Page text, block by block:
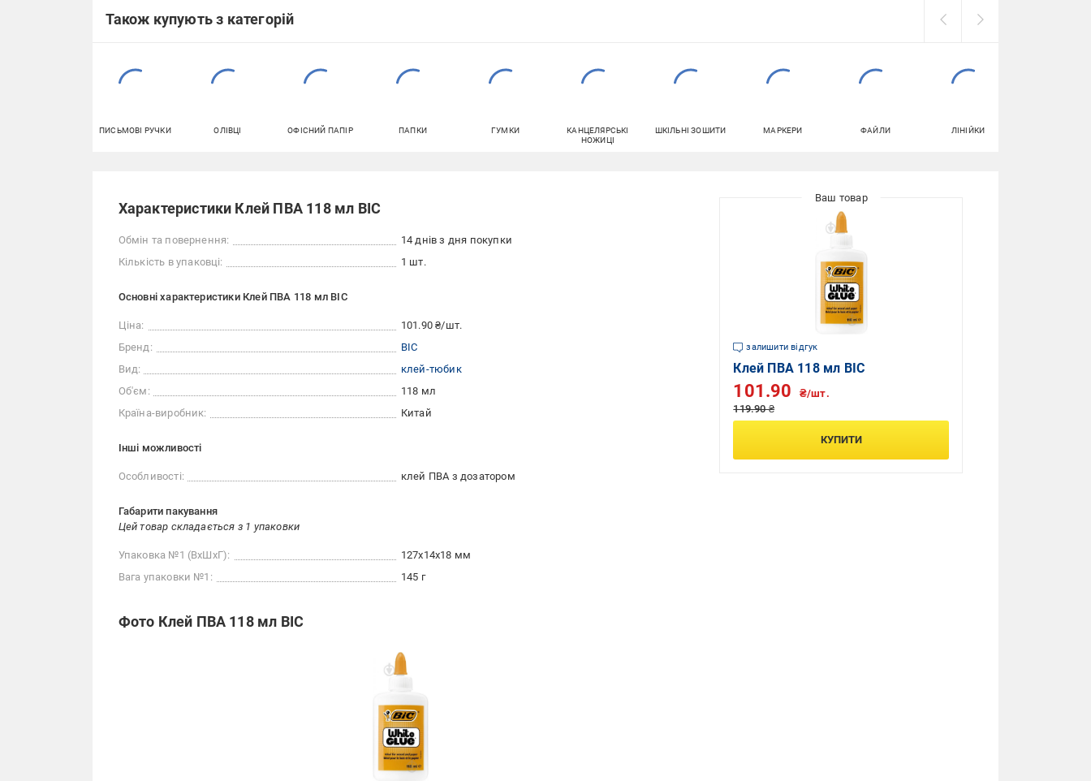
Також купують з категорій
ПИСЬМОВІ РУЧКИ ОЛІВЦІ ОФІСНИЙ ПАПІР ПАПКИ ГУМКИ
КАНЦЕЛЯРСЬКІ
НОЖИЦІ
ШКІЛЬНІ ЗОШИТИ МАРКЕРИ ФАЙЛИ ЛІНІЙКИ
Характеристики Клей ПВА 118 мл BIC
Обмін та повернення:
14 днів з дня покупки
Кількість в упаковці:
1 шт.
Основні характеристики Клей ПВА 118 мл BIC
Ціна:
101.90 ₴/шт.
Бренд:
BIC
Вид:
клей-тюбик
Об'єм:
118 мл
Країна-виробник:
Китай
Iншi можливостi
Особливості: клей ПВА з дозатором
Габарити пакування
Цей товар складається з 1 упаковки
Упаковка №1 (ВхШхГ):
127x14x18 мм
Вага упаковки №1:
145 г
Фото Клей ПВА 118 мл BIC
залишити відгук
Клей ПВА 118 мл BIC
119.90 ₴
101.90 ₴/шт.
КУПИТИ